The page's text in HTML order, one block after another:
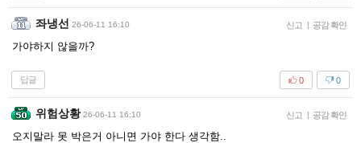
좌냉선 26-06-11 16:10 신고 | 공감 확인
가야하지 않을까?
답글 0
0
위험상황 26-06-11 16:10 신고 | 공감 확인
오지말라 못 박은거 아니면 가야 한다 생각함..